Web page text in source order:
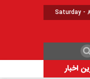
اخبار
در میانکاله